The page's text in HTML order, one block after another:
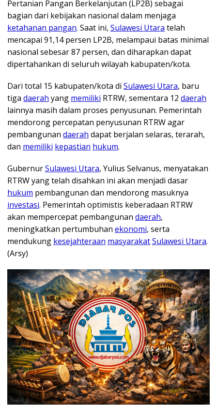
Pertanian Pangan Berkelanjutan (LP2B) sebagai
bagian dari kebijakan nasional dalam menjaga
ketahanan pangan. Saat ini, Sulawesi Utara telah
mencapai 91,14 persen LP2B, melampaui batas minimal
nasional sebesar 87 persen, dan diharapkan dapat
dipertahankan di seluruh wilayah kabupaten/kota.
Dari total 15 kabupaten/kota di Sulawesi Utara, baru
tiga daerah yang memiliki RTRW, sementara 12 daerah
lainnya masih dalam proses penyusunan. Pemerintah
mendorong percepatan penyusunan RTRW agar
pembangunan daerah dapat berjalan selaras, terarah,
dan memiliki kepastian hukum.
GubernurSulawesi Utara, Yulius Selvanus, menyatakan
RTRW yang telah disahkan ini akan menjadi dasar
hukum pembangunan dan mendorong masuknya
investasi. Pemerintah optimistis keberadaan RTRW
akan mempercepat pembangunan daerah,
meningkatkan pertumbuhan ekonomi, serta
mendukung kesejahteraan masyarakatSulawesi Utara.
(Arsy)